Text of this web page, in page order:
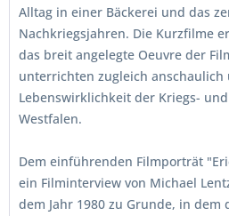
Alltag in einer Bäckerei und das
Nachkriegsjahren. Die Kurzfilme
das breit angelegte Oeuvre der
unterrichten zugleich anschaulich
Lebenswirklichkeit der Kriegs-
Westfalen.
Dem einführenden Filmporträt
ein Filminterview von Michael
dem Jahr 1980 zu Grunde, in dem